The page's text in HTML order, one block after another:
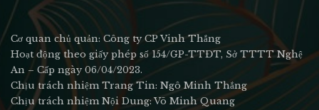
Cơ quan chủ quản: Công ty CP Vinh Thắng
Hoạt động theo giấy phép số 154/GP-TTĐT, Sở TTTT Nghệ
An – Cấp ngày 06/04/2023.
Chịu trách nhiệm Trang Tin: Ngô Minh Thắng
Chịu trách nhiệm Nội Dung: Võ Minh Quang